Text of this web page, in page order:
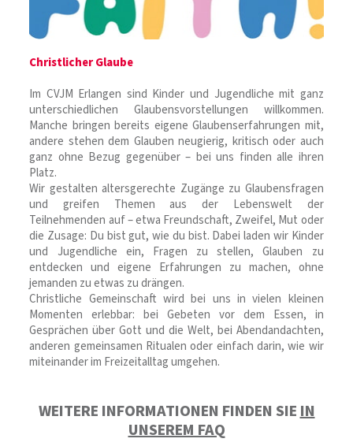
Christlicher Glaube
Im CVJM Erlangen sind Kinder und Jugendliche mit ganz
unterschiedlichen Glaubensvorstellungen willkommen.
Manche bringen bereits eigene Glaubenserfahrungen mit,
andere stehen dem Glauben neugierig, kritisch oder auch
ganz ohne Bezug gegenüber – bei uns finden alle ihren
Platz.
Wir gestalten altersgerechte Zugänge zu Glaubensfragen
und greifen Themen aus der Lebenswelt der
Teilnehmenden auf – etwa Freundschaft, Zweifel, Mut oder
die Zusage: Du bist gut, wie du bist. Dabei laden wir Kinder
und Jugendliche ein, Fragen zu stellen, Glauben zu
entdecken und eigene Erfahrungen zu machen, ohne
jemanden zu etwas zu drängen.
Christliche Gemeinschaft wird bei uns in vielen kleinen
Momenten erlebbar: bei Gebeten vor dem Essen, in
Gesprächen über Gott und die Welt, bei Abendandachten,
anderen gemeinsamen Ritualen oder einfach darin, wie wir
miteinander im Freizeitalltag umgehen.
WEITERE INFORMATIONEN FINDEN SIE IN
UNSEREM FAQ